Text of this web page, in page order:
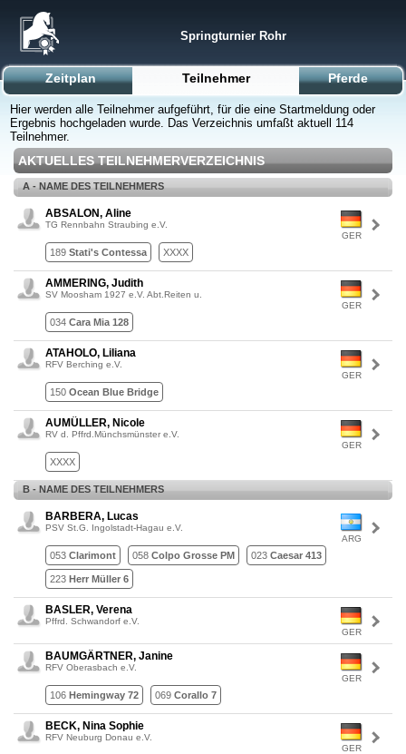
Springturnier Rohr
Zeitplan Teilnehmer Pferde
Hier werden alle Teilnehmer aufgeführt, für die eine Startmeldung oder
Ergebnis hochgeladen wurde. Das Verzeichnis umfaßt aktuell 114
Teilnehmer.
AKTUELLES TEILNEHMERVERZEICHNIS
A - NAME DES TEILNEHMERS
GER
ABSALON, Aline
TG Rennbahn Straubing e.V.
189 Stati's Contessa XXXX
GER
AMMERING, Judith
SV Moosham 1927 e.V. Abt.Reiten u.
034 Cara Mia 128
GER
ATAHOLO, Liliana
RFV Berching e.V.
150 Ocean Blue Bridge
GER
AUMÜLLER, Nicole
RV d. Pffrd.Münchsmünster e.V.
XXXX
B - NAME DES TEILNEHMERS
ARG
BARBERA, Lucas
PSV St.G. Ingolstadt-Hagau e.V.
053 Clarimont 058 Colpo Grosse PM 023 Caesar 413
223 Herr Müller 6
GER
BASLER, Verena
Pffrd. Schwandorf e.V.
GER
BAUMGÄRTNER, Janine
RFV Oberasbach e.V.
106 Hemingway 72 069 Corallo 7
GER
BECK, Nina Sophie
RFV Neuburg Donau e.V.